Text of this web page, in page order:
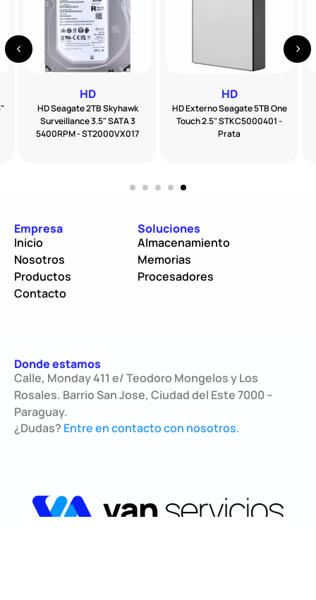
HD
HD Externo Seagate 5TB One
Touch 2.5" STKC5000401 -
Prata
HD
HD Seagate 2TB Skyhawk
Surveillance 3.5" SATA 3
5400RPM - ST2000VX017
Empresa
Inicio
Nosotros
Productos
Contacto
Soluciones
Almacenamiento
Memorias
Procesadores
Donde estamos
Calle, Monday 411 e/ Teodoro Mongelos y Los
Rosales. Barrio San Jose, Ciudad del Este 7000 –
Paraguay.
¿Dudas? Entre en contacto con nosotros.